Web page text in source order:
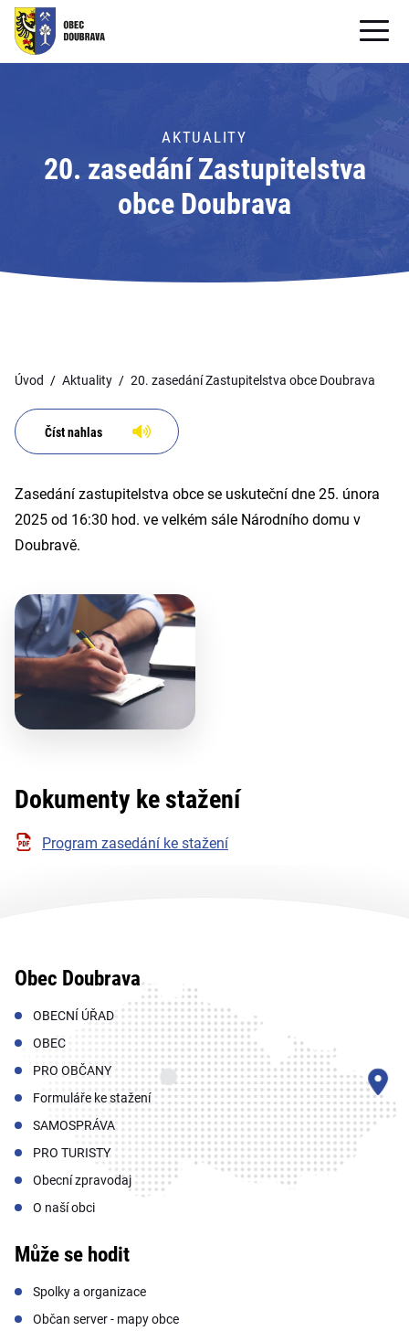
OBECNÍ ÚŘAD
PRO OBČANY
Formuláře ke stažení
PRO TURISTY
AKTUALITY
20. zasedání Zastupitelstva
obce Doubrava
Úvod Aktuality 20. zasedání Zastupitelstva obce Doubrava
Číst nahlas
Zasedání zastupitelstva obce se uskuteční dne 25. února
2025 od 16:30 hod. ve velkém sále Národního domu v
Doubravě.
Dokumenty ke stažení
Program zasedání ke stažení
Obec Doubrava
OBECNÍ ÚŘAD
OBEC
PRO OBČANY
Formuláře ke stažení
SAMOSPRÁVA
PRO TURISTY
Obecní zpravodaj
O naší obci
Může se hodit
Spolky a organizace
Občan server - mapy obce